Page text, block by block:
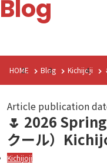
Blog
HOME Blog Kichijoji
Article publication
🌷 2026
クール）
Kichijoji